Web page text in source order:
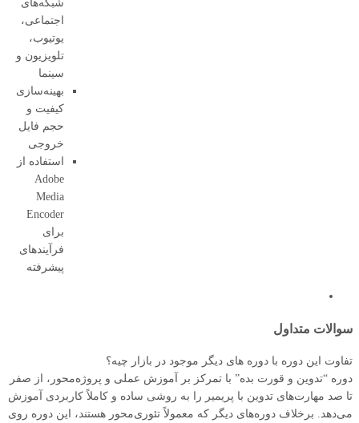
شبکه‌های
اجتماعی،
یوتیوب،
تلویزیون و
سینما
بهینه‌سازی
کیفیت و
حجم فایل
خروجی
استفاده از
Adobe
Media
Encoder
برای
فرآیندهای
پیشرفته
سوالات متداول
تفاوت این دوره با دوره های دیگر موجود در بازار چیه؟
دوره “تدوین و قورت بده” با تمرکز بر آموزش عملی و پروژه‌محور، از صفر
تا صد مهارت‌های تدوین با پریمیر را به روشی ساده و کاملاً کاربردی آموزش
می‌دهد. برخلاف دوره‌های دیگر که معمولاً تئوری‌محور هستند، این دوره روی